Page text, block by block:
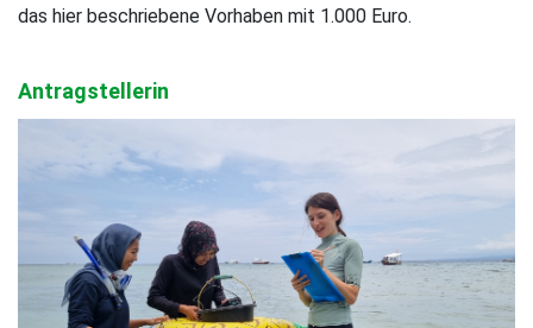
das hier beschriebene Vorhaben mit 1.000 Euro.
Antragstellerin